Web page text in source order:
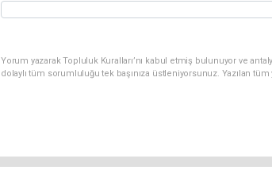
Yorum yazarak Topluluk Kuralları’nı kabul etmiş bulunuyor ve
dolaylı tüm sorumluluğu tek başınıza üstleniyorsunuz. Yazılan